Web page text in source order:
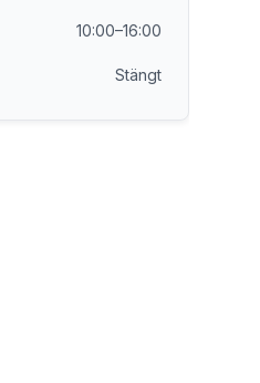
10:00–16:00
Stängt